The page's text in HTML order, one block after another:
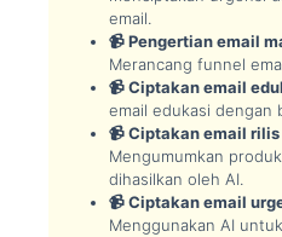
email.
📹 Pengertian email
Merancang funnel
📹 Ciptakan email
email edukasi dengan
📹 Ciptakan email
Mengumumkan
dihasilkan oleh AI.
📹 Ciptakan email
Menggunakan AI